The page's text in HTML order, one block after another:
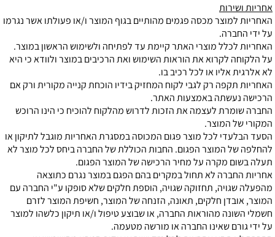
אחריות ושירות
האחריות למוצר מכסה פגמים מהותיים בגוף המוצר ו/או פעולתו אשר נגרמו
על ידי החברה.
האחריות לכלל מוצרי האתר קיימת עד לפתיחה ולשימוש הראשון במוצר.
על הלקוחה לקרוא את הוראות השימוש ואת הרכיבים במוצר ולוודא כי היא
לא אלרגית אליו או לכל רכיב בו.
האחריות תקפה רק לגבי לקוח המחזיק בידיו הוכחת קנייה מקורית ורק אם
הרכישה נעשתה באמצעות האתר.
החברה שומרת לעצמה את הזכות לדרוש מהלקוח להוכיח כי הינו הרוכש
המקורי של המוצר.
הסעד הבלעדי לכל מוצר פגום המכוסה במסגרת האחריות מוגבל לתיקון או
להחלפה של המוצר הפגום. החבות הכוללת של החברה ביחס לכל מוצר לא
תעלה בשום מקרה על מחיר הרכישה של המוצר הפגום.
אחריות החברה לא תחול במקרים בהם הפגם במוצר נגרם כתוצאה
מהפעלה שגויה, תחזוקה שגויה, הוספת חלקים שלא סופקו ע"י החברה עם
המוצר, אובדן חלקים, תאונה, הזנחה של המוצר, חשיפת המוצר לזרם
חשמלי השונה מהוראות החברה, או שבוצע טיפול ו/או תיקון כלשהו למוצר
על ידי גורם שאינו החברה או מורשה מטעמה.